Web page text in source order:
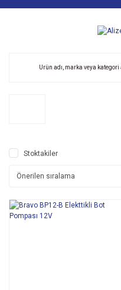
Stoktakiler